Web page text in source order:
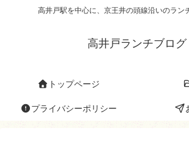
高井戸駅を中心に、京王井の頭線沿いのラン
高井戸ランチブログ
トップページ
プライバシーポリシー